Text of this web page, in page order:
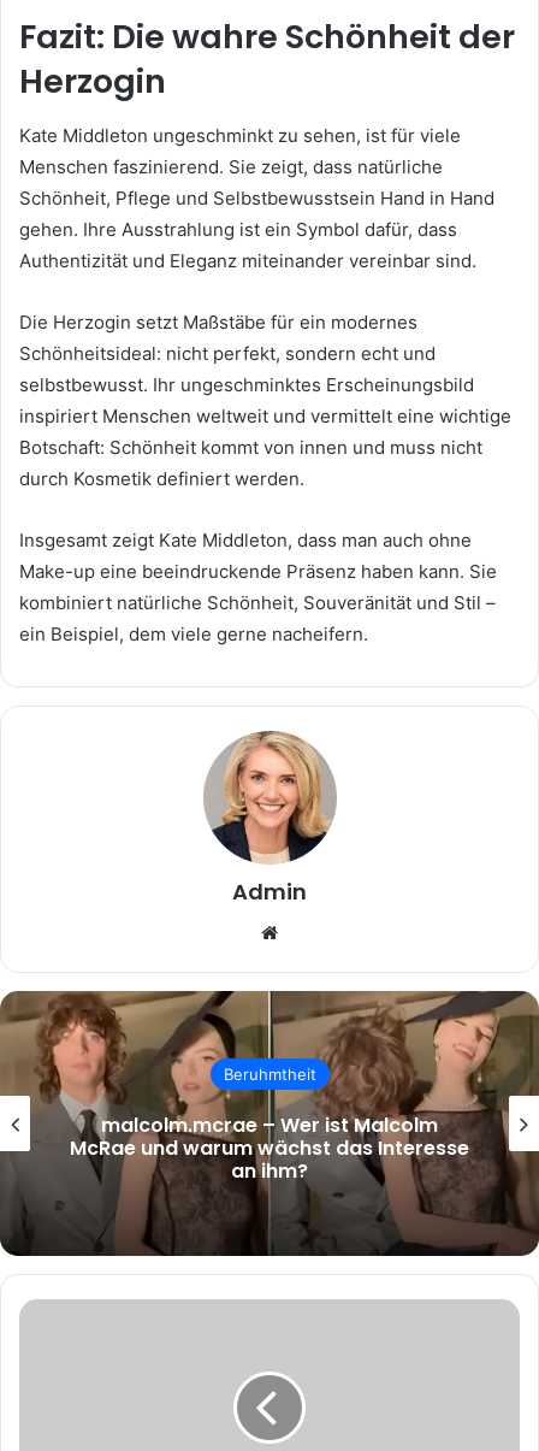
Fazit: Die wahre Schönheit der
Herzogin
Kate Middleton ungeschminkt zu sehen, ist für viele
Menschen faszinierend. Sie zeigt, dass natürliche
Schönheit, Pflege und Selbstbewusstsein Hand in Hand
gehen. Ihre Ausstrahlung ist ein Symbol dafür, dass
Authentizität und Eleganz miteinander vereinbar sind.
Die Herzogin setzt Maßstäbe für ein modernes
Schönheitsideal: nicht perfekt, sondern echt und
selbstbewusst. Ihr ungeschminktes Erscheinungsbild
inspiriert Menschen weltweit und vermittelt eine wichtige
Botschaft: Schönheit kommt von innen und muss nicht
durch Kosmetik definiert werden.
Insgesamt zeigt Kate Middleton, dass man auch ohne
Make-up eine beeindruckende Präsenz haben kann. Sie
kombiniert natürliche Schönheit, Souveränität und Stil –
ein Beispiel, dem viele gerne nacheifern.
Admin
Beruhmtheit
malcolm.mcrae – Wer ist Malcolm
McRae und warum wächst das Interesse
an ihm?
Kris